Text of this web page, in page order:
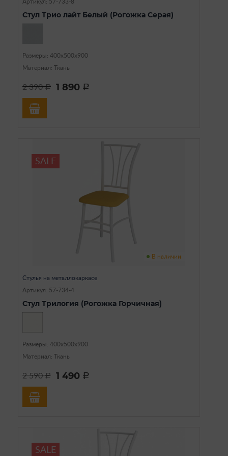
Артикул: 57-733-8
Стул Трио лайт Белый (Рогожка Серая)
Размеры: 400х500х900
Материал: Ткань
2 390a 1 890 a
SALE
В наличии
Стулья на металлокаркасе
Артикул: 57-734-4
Стул Трилогия (Рогожка Горчичная)
Размеры: 400х500х900
Материал: Ткань
2 590a 1 490 a
SALE